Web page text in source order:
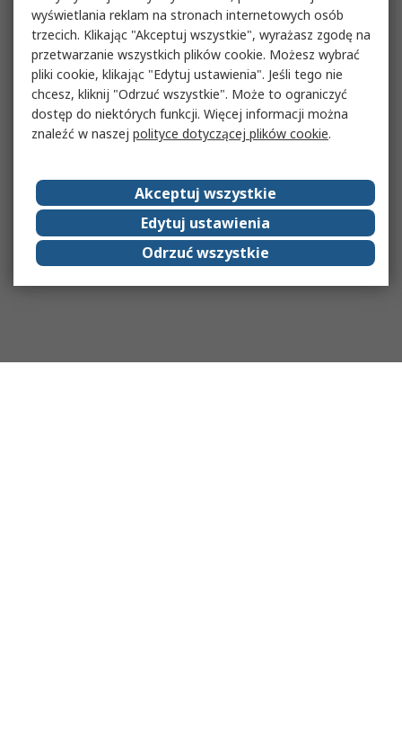
wyświetlania reklam na stronach internetowych osób
trzecich. Klikając "Akceptuj wszystkie", wyrażasz zgodę na
przetwarzanie wszystkich plików cookie. Możesz wybrać
pliki cookie, klikając "Edytuj ustawienia". Jeśli tego nie
chcesz, kliknij "Odrzuć wszystkie". Może to ograniczyć
dostęp do niektórych funkcji. Więcej informacji można
znaleźć w naszej polityce dotyczącej plików cookie.
Akceptuj wszystkie
Edytuj ustawienia
Odrzuć wszystkie